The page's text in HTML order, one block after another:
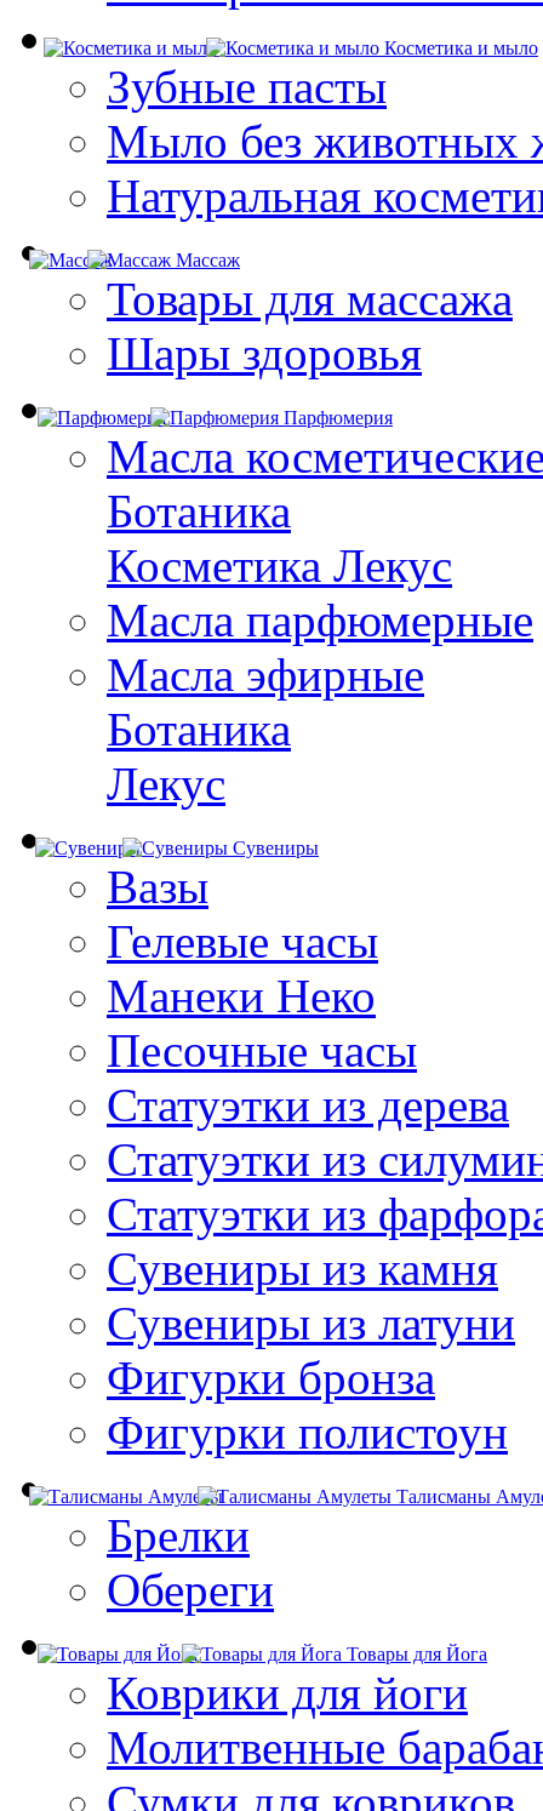
Косметика и мыло
Зубные пасты
Мыло без животных
Натуральная
Массаж
Товары для массажа
Шары здоровья
Парфюмерия
Масла
Ботаника
Косметика Лекус
Масла парфюмерные
Масла эфирные
Ботаника
Лекус
Сувениры
Вазы
Гелевые часы
Манеки Неко
Песочные часы
Статуэтки из дерева
Статуэтки из
Статуэтки из
Сувениры из камня
Сувениры из латуни
Фигурки бронза
Фигурки полистоун
Талисманы
Брелки
Обереги
Товары для Йога
Коврики для йоги
Молитвенные